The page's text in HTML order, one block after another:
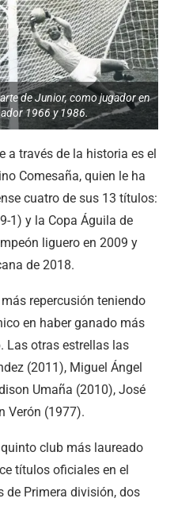
de Junior, como jugador en
1966 y 1986.
a través de la historia es el
Comesaña, quien le ha
cuatro de sus 13 títulos:
1) y la Copa Águila de
liguero en 2009 y
de 2018.
repercusión teniendo
en haber ganado más
Las otras estrellas las
(2011), Miguel Ángel
Umaña (2010), José
Verón (1977).
club más laureado
títulos oficiales en el
de Primera división, dos